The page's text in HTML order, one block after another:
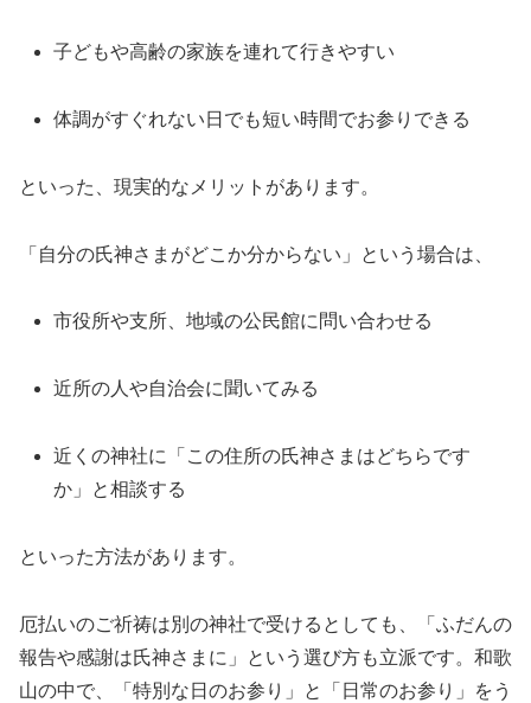
子どもや高齢の家族を連れて行きやすい
体調がすぐれない日でも短い時間でお参りできる
といった、現実的なメリットがあります。
「自分の氏神さまがどこか分からない」という場合は、
市役所や支所、地域の公民館に問い合わせる
近所の人や自治会に聞いてみる
近くの神社に「この住所の氏神さまはどちらです
か」と相談する
といった方法があります。
厄払いのご祈祷は別の神社で受けるとしても、「ふだんの
報告や感謝は氏神さまに」という選び方も立派です。和歌
山の中で、「特別な日のお参り」と「日常のお参り」をう